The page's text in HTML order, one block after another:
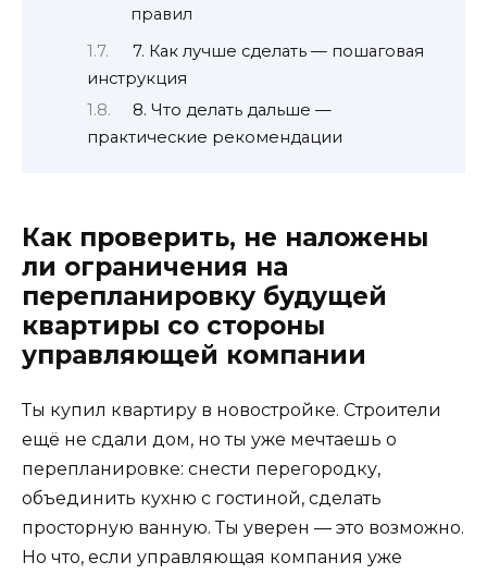
правил
7. Как лучше сделать — пошаговая
инструкция
8. Что делать дальше —
практические рекомендации
Как проверить, не наложены
ли ограничения на
перепланировку будущей
квартиры со стороны
управляющей компании
Ты купил квартиру в новостройке. Строители
ещё не сдали дом, но ты уже мечтаешь о
перепланировке: снести перегородку,
объединить кухню с гостиной, сделать
просторную ванную. Ты уверен — это возможно.
Но что, если управляющая компания уже